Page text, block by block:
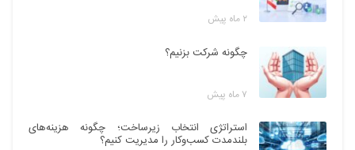
۲ ماه پیش
چگونه شرکت بزنیم؟
۷ ماه پیش
استراتژی انتخاب زیرساخت؛ چگونه هزینه‌های
بلندمدت کسب‌وکار را مدیریت کنیم؟